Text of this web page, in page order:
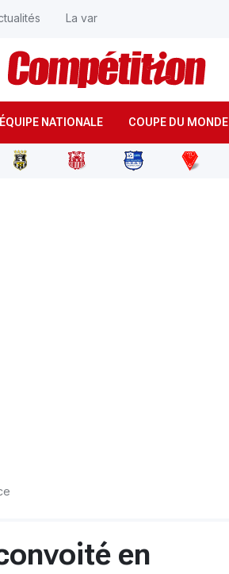
ÉQUIPE NATIONALE COUPE DU MONDE
La var
en